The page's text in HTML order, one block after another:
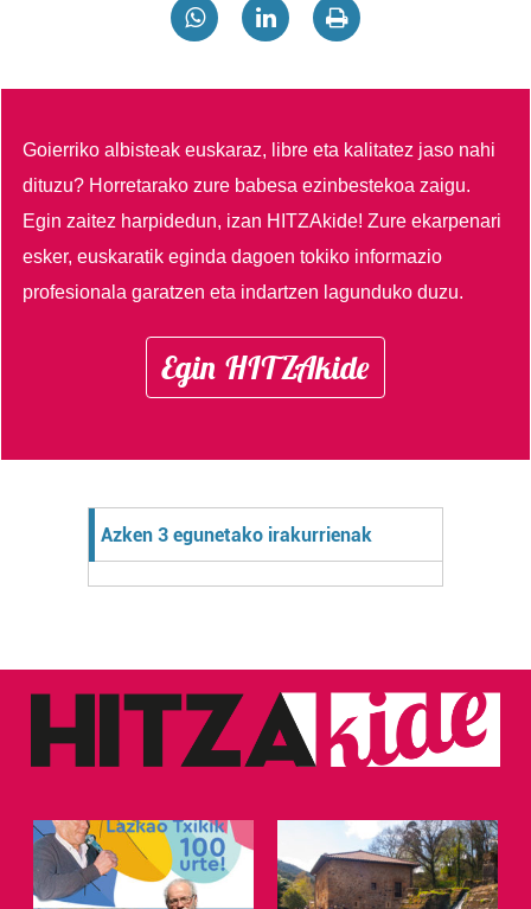
Goierriko albisteak euskaraz, libre eta kalitatez jaso nahi
dituzu? Horretarako zure babesa ezinbestekoa zaigu.
Egin zaitez harpidedun, izan HITZAkide!Zure ekarpenari
esker, euskaratik eginda dagoen tokiko informazio
profesionala garatzen eta indartzen lagunduko duzu.
Egin HITZAkide
Azken 3 egunetako irakurrienak